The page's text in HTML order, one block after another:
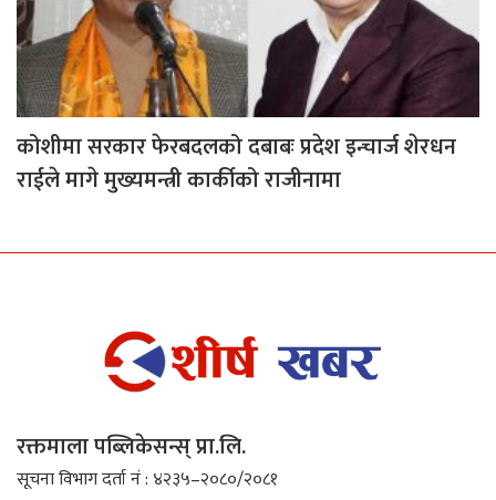
कोशीमा सरकार फेरबदलको दबाबः प्रदेश इन्चार्ज शेरधन
राईले मागे मुख्यमन्त्री कार्कीको राजीनामा
रक्तमाला पब्लिकेसन्स् प्रा.लि.
सूचना विभाग दर्ता नं : ४२३५–२०८०/२०८१